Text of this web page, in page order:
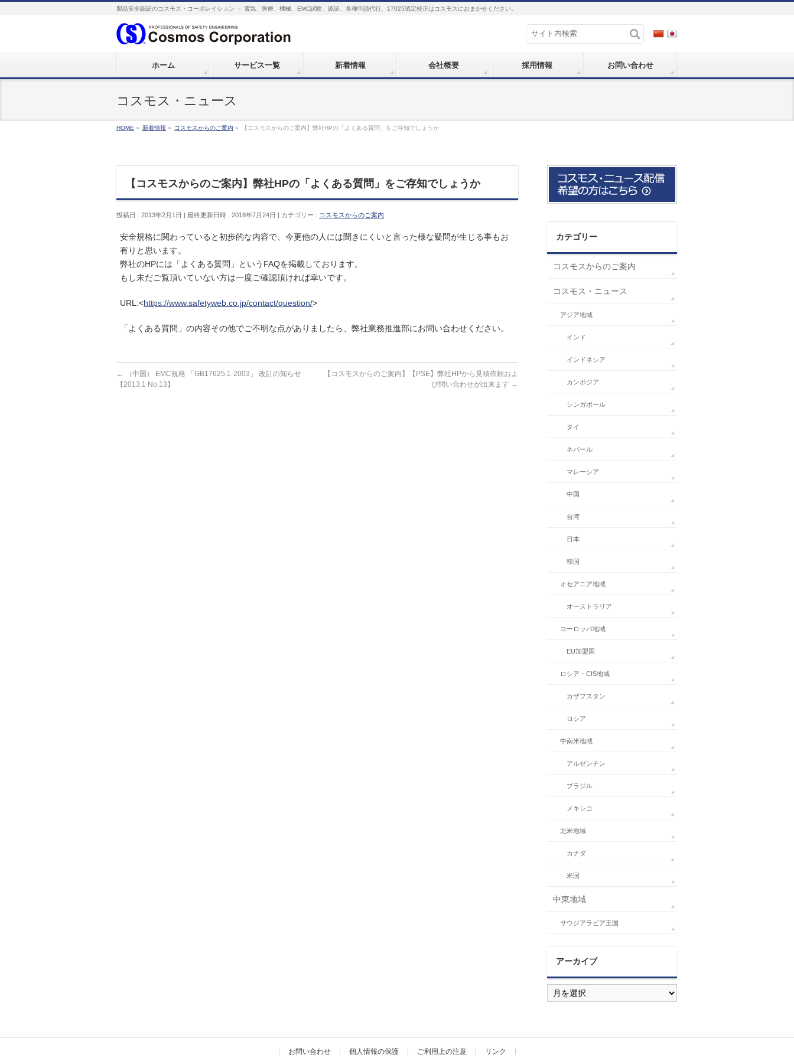
製品安全認証のコスモス・コーポレイション － 電気、医療、機械、EMC試験、認証、各種申請代行、17025認定校正はコスモスにおまかせください。
ホーム サービス一覧 新着情報 会社概要 採用情報 お問い合わせ
コスモス・ニュース
HOME » 新着情報 » コスモスからのご案内 » 【コスモスからのご案内】弊社HPの「よくある質問」をご存知でしょうか
【コスモスからのご案内】弊社HPの「よくある質問」をご存知でしょうか
投稿日 : 2013年2月1日 最終更新日時 : 2018年7月24日 カテゴリー : コスモスからのご案内
安全規格に関わっていると初歩的な内容で、今更他の人には聞きにくいと言った様な疑問が生じる事もお
有りと思います。
弊社のHPには「よくある質問」というFAQを掲載しております。
もし未だご覧頂いていない方は一度ご確認頂ければ幸いです。
URL:<https://www.safetyweb.co.jp/contact/question/>
「よくある質問」の内容その他でご不明な点がありましたら、弊社業務推進部にお問い合わせください。
←
（中国） EMC規格 「GB17625.1-2003」 改訂の知らせ
【2013.1 No.13】
【コスモスからのご案内】【PSE】弊社HPから見積依頼およ
び問い合わせが出来ます →
カテゴリー
コスモスからのご案内
コスモス・ニュース
アジア地域
インド
インドネシア
カンボジア
シンガポール
タイ
ネパール
マレーシア
中国
台湾
日本
韓国
オセアニア地域
オーストラリア
ヨーロッパ地域
EU加盟国
ロシア・CIS地域
カザフスタン
ロシア
中南米地域
アルゼンチン
ブラジル
メキシコ
北米地域
カナダ
米国
中東地域
サウジアラビア王国
アーカイブ
ア
ー
お問い合わせ 個人情報の保護 ご利用上の注意 リンク